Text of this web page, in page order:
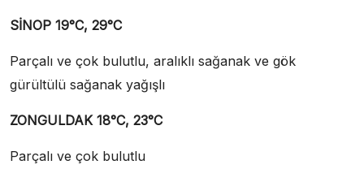
SİNOP 19°C, 29°C
Parçalı ve çok bulutlu, aralıklı sağanak ve gök
gürültülü sağanak yağışlı
ZONGULDAK 18°C, 23°C
Parçalı ve çok bulutlu